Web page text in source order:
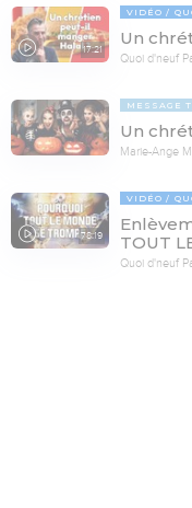
17:21
VIDÉO
Un
Quoi d'neuf
MESSAGE
Un
Marie-Ange
78:19
VIDÉO
TOUT
Quoi d'neuf